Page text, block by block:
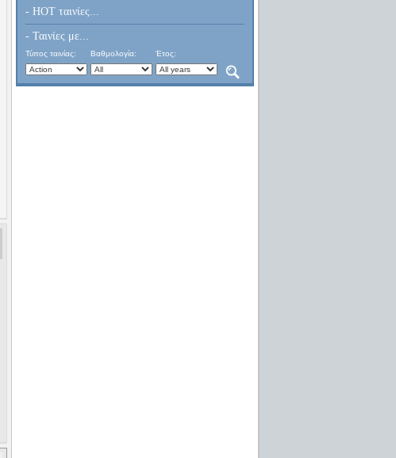
- HOT ταινίες...
- Ταινίες με...
Τύπος ταινίας: Βαθμολογία: Έτος: